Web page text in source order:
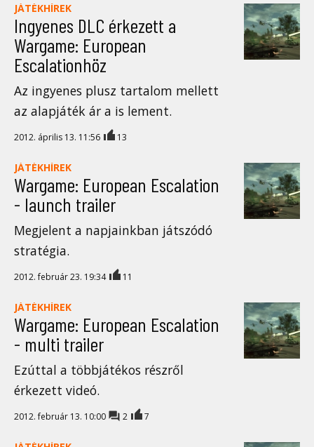
JÁTÉKHÍREK
Ingyenes DLC érkezett a
Wargame: European
Escalationhöz
Az ingyenes plusz tartalom mellett
az alapjáték ár a is lement.
2012. április 13. 11:56 13
JÁTÉKHÍREK
Wargame: European Escalation
- launch trailer
Megjelent a napjainkban játszódó
stratégia.
2012. február 23. 19:34 11
JÁTÉKHÍREK
Wargame: European Escalation
- multi trailer
Ezúttal a többjátékos részről
érkezett videó.
2012. február 13. 10:00 2 7